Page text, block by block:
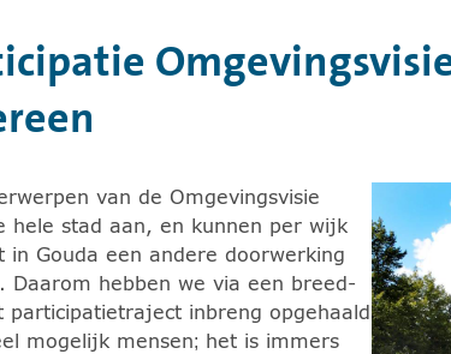
rechts voor het uitklappen van de
van de Omgevingsvisie
hele stad aan, en kunnen per wijk
in Gouda een andere doorwerking
Daarom hebben we via een breed-
participatietraject inbreng opgehaald
mogelijk mensen; het is immers